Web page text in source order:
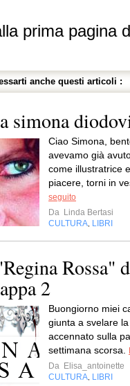
prima pagina
anche questi articoli :
simona
Ciao Simona,
avevamo già
come illustratrice
piacere, torni in
seguito
Da Linda Bertasi
CULTURA LIBRI
Rossa"
2
Buongiorno miei
giunta a svelare
accennato sulla
settimana scorsa.
Da Elisa_antoinette
CULTURA LIBRI